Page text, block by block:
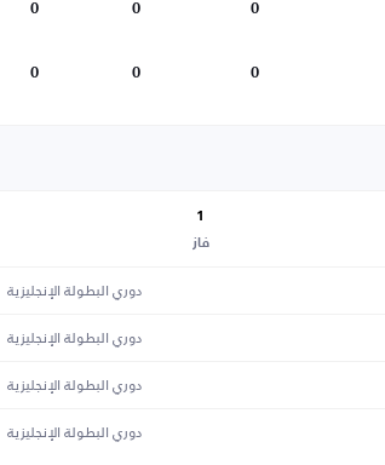
0
0
0
0
0
0
1
فاز
دوري البطولة الإنجليزية
دوري البطولة الإنجليزية
دوري البطولة الإنجليزية
دوري البطولة الإنجليزية